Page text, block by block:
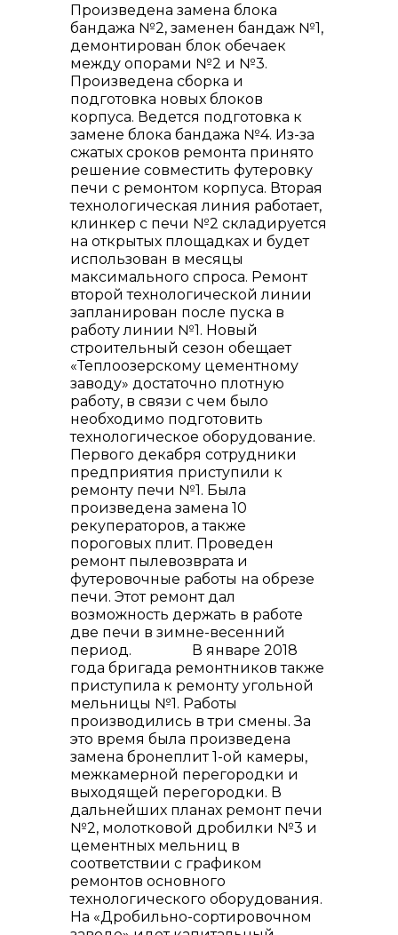
Контакты
+7 (423) 234 50 50
info@vostokcement.ru
Произведена замена блока
бандажа №2, заменен бандаж №1,
демонтирован блок обечаек
между опорами №2 и №3.
Произведена сборка и
подготовка новых блоков
корпуса. Ведется подготовка к
замене блока бандажа №4. Из-за
сжатых сроков ремонта принято
решение совместить футеровку
печи с ремонтом корпуса. Вторая
технологическая линия работает,
клинкер с печи №2 складируется
на открытых площадках и будет
использован в месяцы
максимального спроса. Ремонт
второй технологической линии
запланирован после пуска в
работу линии №1. Новый
строительный сезон обещает
«Теплоозерскому цементному
заводу» достаточно плотную
работу, в связи с чем было
необходимо подготовить
технологическое оборудование.
Первого декабря сотрудники
предприятия приступили к
ремонту печи №1. Была
произведена замена 10
рекуператоров, а также
пороговых плит. Проведен
ремонт пылевозврата и
футеровочные работы на обрезе
печи. Этот ремонт дал
возможность держать в работе
две печи в зимне-весенний
период. В январе 2018
года бригада ремонтников также
приступила к ремонту угольной
мельницы №1. Работы
производились в три смены. За
это время была произведена
замена бронеплит 1-ой камеры,
межкамерной перегородки и
выходящей перегородки. В
дальнейших планах ремонт печи
№2, молотковой дробилки №3 и
цементных мельниц в
соответствии с графиком
ремонтов основного
технологического оборудования.
На «Дробильно-сортировочном